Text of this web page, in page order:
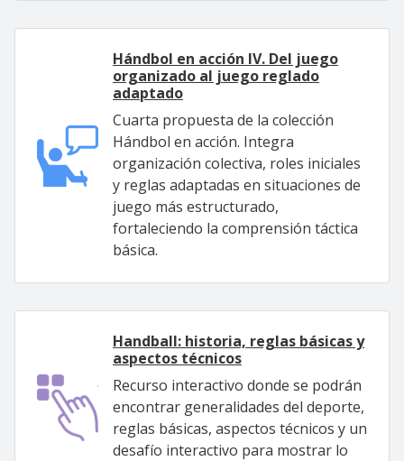
Hándbol en acción IV. Del juego
organizado al juego reglado
adaptado
Cuarta propuesta de la colección
Hándbol en acción. Integra
organización colectiva, roles iniciales
y reglas adaptadas en situaciones de
juego más estructurado,
fortaleciendo la comprensión táctica
básica.
Handball: historia, reglas básicas y
aspectos técnicos
Recurso interactivo donde se podrán
encontrar generalidades del deporte,
reglas básicas, aspectos técnicos y un
desafío interactivo para mostrar lo